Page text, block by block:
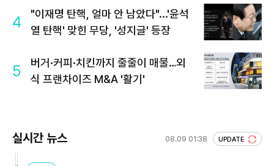
4
"이재명 탄핵, 얼마 안 남았다"...'윤석
열 탄핵' 맞힌 무당, '성지글' 등장
5
버거·커피·치킨까지 줄줄이 매물…외
식 프랜차이즈 M&A '활기'
실시간 뉴스 08.09 01:38 UPDATE